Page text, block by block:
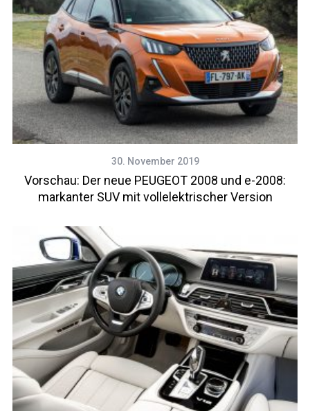
30. November 2019
Vorschau: Der neue PEUGEOT 2008 und e-2008:
markanter SUV mit vollelektrischer Version